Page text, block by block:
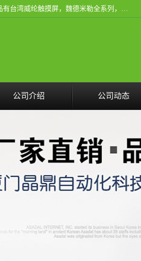
厦门晶鼎自动化科技有限公司是一家具有独立法人资格的高新技术企业；代理销售的产品有台湾威纶触摸屏，魏德米勒全系列，永宏触摸屏,威纶触摸屏,台湾威纶weinview触摸屏,台湾永宏PLC，FATEK,永宏伺服,图儿克总线，施耐德，欧姆龙，西门子，富士变频，K&N蓝系列， BUSSMANN，松下变频器，丹佛斯变频器等。
公司介绍 公司动态